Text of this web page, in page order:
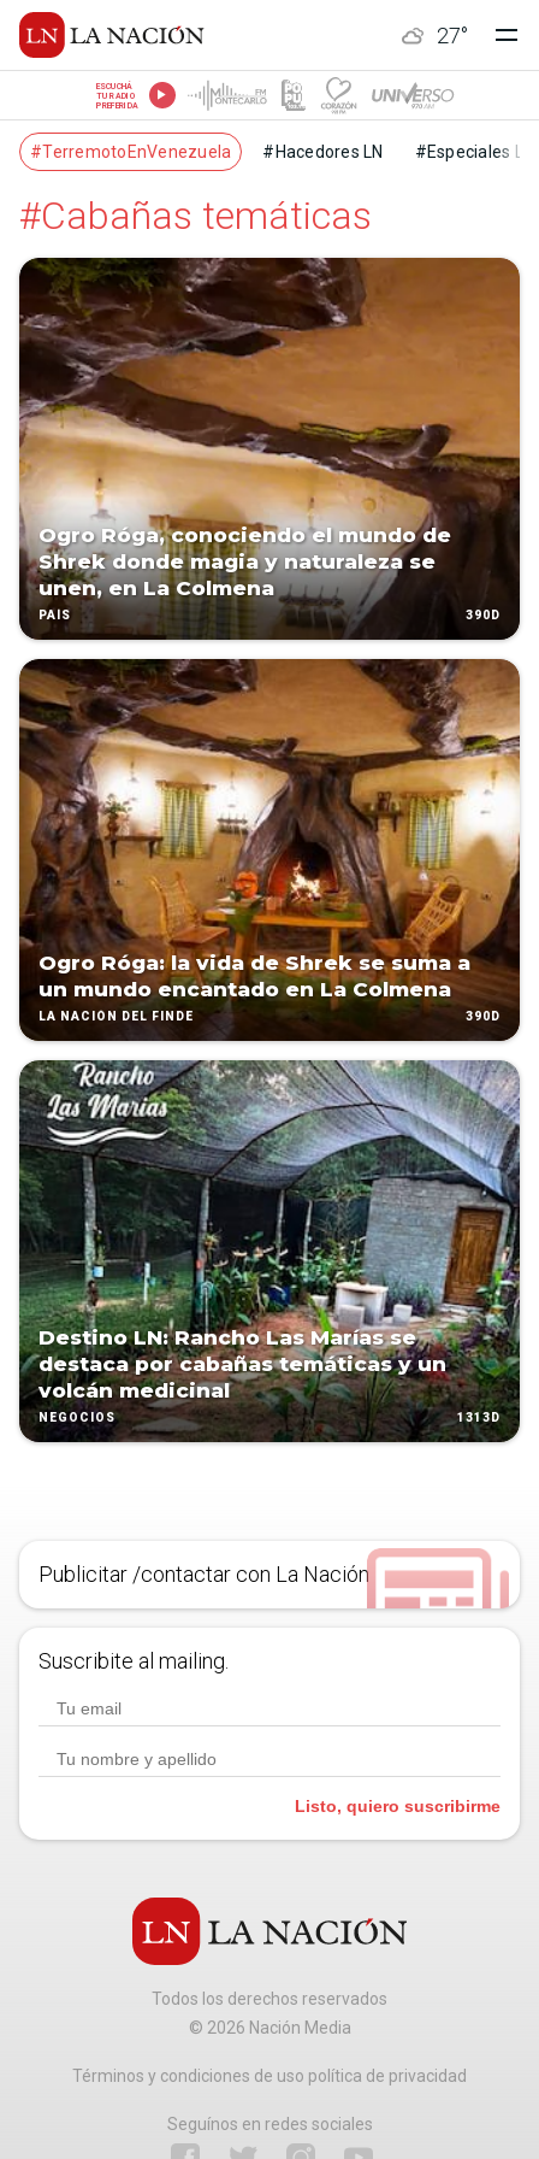
27°
ESCUCHÁ
TU RADIO
PREFERIDA
#TerremotoEnVenezuela #Hacedores LN #Especiales LN
#Cabañas temáticas
Ogro Róga, conociendo el mundo de
Shrek donde magia y naturaleza se
unen, en La Colmena
PAÍS 390D
Ogro Róga: la vida de Shrek se suma a
un mundo encantado en La Colmena
LA NACIÓN DEL FINDE 390D
Destino LN: Rancho Las Marías se
destaca por cabañas temáticas y un
volcán medicinal
NEGOCIOS 1313D
Publicitar /contactar con La Nación
Suscribite al mailing.
Listo, quiero suscribirme
Todos los derechos reservados
© 2026 Nación Media
Términos y condiciones de uso política de privacidad
Seguínos en redes sociales